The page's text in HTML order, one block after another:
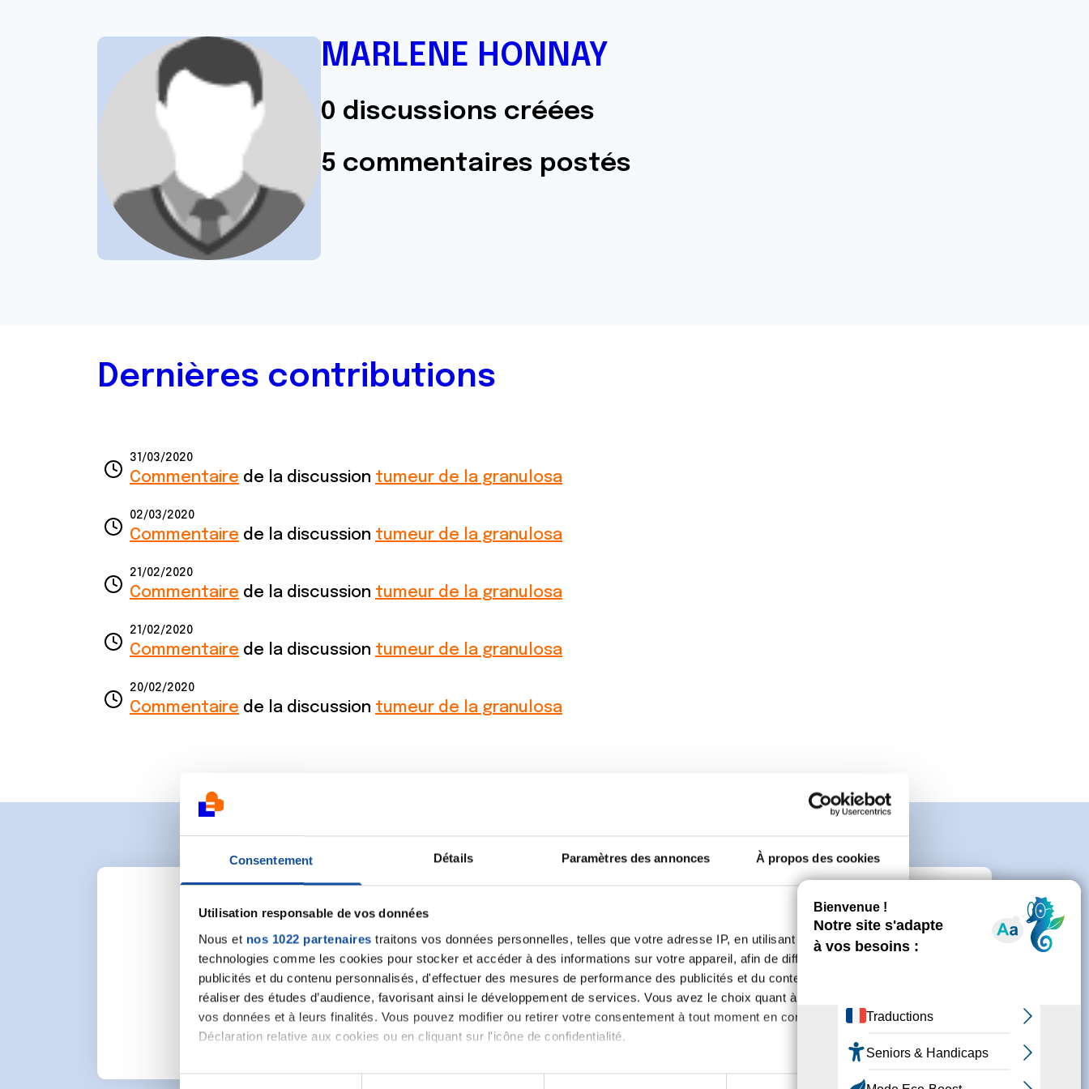
Consentement Détails Paramètres des annonces À propos des cookies
Utilisation responsable de vos données
Nous et nos 1022 partenaires traitons vos données personnelles, telles que votre adresse IP, en utilisant des
technologies comme les cookies pour stocker et accéder à des informations sur votre appareil, afin de diffuser des
publicités et du contenu personnalisés, d'effectuer des mesures de performance des publicités et du contenu, ainsi que de
réaliser des études d’audience, favorisant ainsi le développement de services. Vous avez le choix quant à l'utilisation de
vos données et à leurs finalités. Vous pouvez modifier ou retirer votre consentement à tout moment en consultant la
Déclaration relative aux cookies ou en cliquant sur l'icône de confidentialité.
Si vous le permettez, nous aimerions également :
S
MARLENE HONNAY
0 discussions créées
5 commentaires postés
Dernières contributions
31/03/2020
Commentaire de la discussion tumeur de la granulosa
02/03/2020
Commentaire de la discussion tumeur de la granulosa
21/02/2020
Commentaire de la discussion tumeur de la granulosa
21/02/2020
Commentaire de la discussion tumeur de la granulosa
20/02/2020
Commentaire de la discussion tumeur de la granulosa
Lancer une discussion
Pour lancer une nouvelle discussion, vous aurez besoin de vous connecter ou de créer un compte.
Se connecter